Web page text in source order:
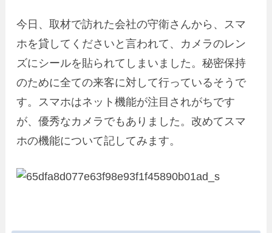
今日、取材で訪れた会社の守衛さんから、スマ
ホを貸してくださいと言われて、カメラのレン
ズにシールを貼られてしまいました。秘密保持
のために全ての来客に対して行っているそうで
す。スマホはネット機能が注目されがちです
が、優秀なカメラでもありました。改めてスマ
ホの機能について記してみます。